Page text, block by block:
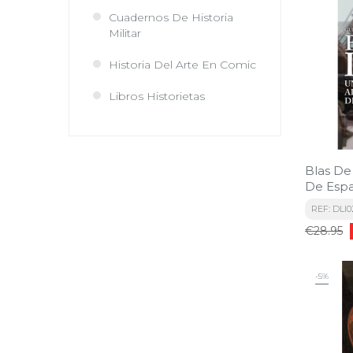
Cuadernos De Historia
Militar
Historia Del Arte En Comic
Libros Historietas
Blas
De
REF:
Regular
€28.95
-5%